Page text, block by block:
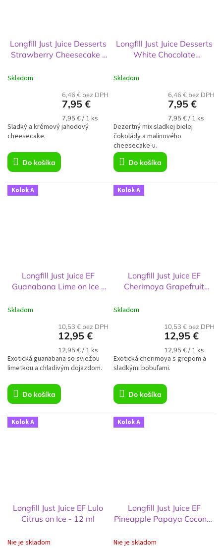
Longfill Just Juice Desserts
Strawberry Cheesecake -
Skladom
6,46 € bez DPH
7,95 €
Jednotková
cena:
7,95 € / 1 ks
Do košíka
Sladký a krémový jahodový
cheesecake.
Longfill Just Juice Desserts
White Chocolate
Skladom
6,46 € bez DPH
7,95 €
Jednotková
cena:
7,95 € / 1 ks
Do košíka
Dezertný mix sladkej bielej
čokolády a malinového
cheesecake-u.
Kolok A
Longfill Just Juice EF
Guanabana Lime on Ice -
Skladom
10,53 € bez DPH
12,95 €
Jednotková
cena:
12,95 € / 1 ks
Do košíka
Exotická guanabana so sviežou
limetkou a chladivým dojazdom.
Kolok A
Longfill Just Juice EF
Cherimoya Grapefruit
Skladom
10,53 € bez DPH
12,95 €
Jednotková
cena:
12,95 € / 1 ks
Do košíka
Exotická cherimoya s grepom a
sladkými bobuľami.
Kolok A
Longfill Just Juice EF Lulo
Citrus on Ice - 12 ml
Nie je skladom
Kolok A
Longfill Just Juice EF
Pineapple Papaya Coconut
Nie je skladom